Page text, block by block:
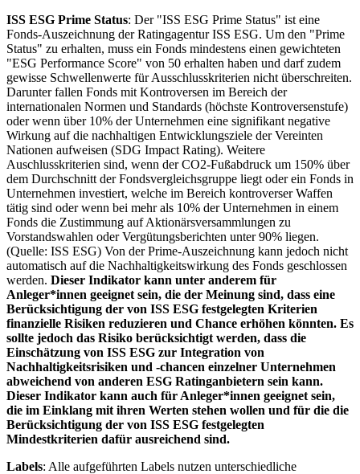
ISS ESG Prime Status: Der "ISS ESG Prime Status" ist eine
Fonds-Auszeichnung der Ratingagentur ISS ESG. Um den "Prime
Status" zu erhalten, muss ein Fonds mindestens einen gewichteten
"ESG Performance Score" von 50 erhalten haben und darf zudem
gewisse Schwellenwerte für Ausschlusskriterien nicht überschreiten.
Darunter fallen Fonds mit Kontroversen im Bereich der
internationalen Normen und Standards (höchste Kontroversenstufe)
oder wenn über 10% der Unternehmen eine signifikant negative
Wirkung auf die nachhaltigen Entwicklungsziele der Vereinten
Nationen aufweisen (SDG Impact Rating). Weitere
Auschlusskriterien sind, wenn der CO2-Fußabdruck um 150% über
dem Durchschnitt der Fondsvergleichsgruppe liegt oder ein Fonds in
Unternehmen investiert, welche im Bereich kontroverser Waffen
tätig sind oder wenn bei mehr als 10% der Unternehmen in einem
Fonds die Zustimmung auf Aktionärsversammlungen zu
Vorstandswahlen oder Vergütungsberichten unter 90% liegen.
(Quelle: ISS ESG) Von der Prime-Auszeichnung kann jedoch nicht
automatisch auf die Nachhaltigkeitswirkung des Fonds geschlossen
werden. Dieser Indikator kann unter anderem für
Anleger*innen geeignet sein, die der Meinung sind, dass eine
Berücksichtigung der von ISS ESG festgelegten Kriterien
finanzielle Risiken reduzieren und Chance erhöhen könnten. Es
sollte jedoch das Risiko berücksichtigt werden, dass die
Einschätzung von ISS ESG zur Integration von
Nachhaltigkeitsrisiken und -chancen einzelner Unternehmen
abweichend von anderen ESG Ratinganbietern sein kann.
Dieser Indikator kann auch für Anleger*innen geeignet sein,
die im Einklang mit ihren Werten stehen wollen und für die die
Berücksichtigung der von ISS ESG festgelegten
Mindestkriterien dafür ausreichend sind.
Labels: Alle aufgeführten Labels nutzen unterschiedliche